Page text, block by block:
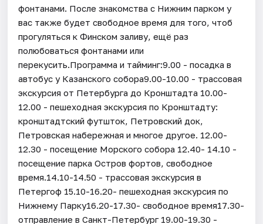
фонтанами. После знакомства с Нижним парком у
вас также будет свободное время для того, чтоб
прогуляться к Финском заливу, ещё раз
полюбоваться фонтанами или
перекусить.Программа и тайминг:9.00 - посадка в
автобус у Казанского собора9.00-10.00 - трассовая
экскурсия от Петербурга до Кронштадта 10.00-
12.00 - пешеходная экскурсия по Кронштадту:
кронштадтский футшток, Петровский док,
Петровская набережная и многое другое. 12.00-
12.30 - посещение Морского собора 12.40- 14.10 -
посещение парка Остров фортов, свободное
время.14.10-14.50 - трассовая экскурсия в
Петергоф 15.10-16.20- пешеходная экскурсия по
Нижнему Парку16.20-17.30- свободное время17.30-
отправление в Санкт-Петербург 19.00-19.30 -